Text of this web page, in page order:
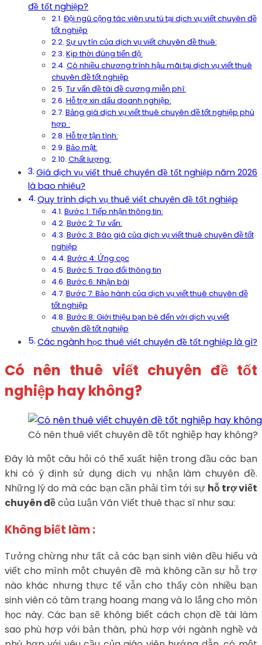
đề tốt nghiệp?
Đội ngũ cộng tác viên ưu tú tại dịch vụ viết chuyên đề
tốt nghiệp
Sự uy tín của dịch vụ viết chuyên đề thuê:
Kịp thời đúng tiến độ:
Có nhiều chương trình hậu mãi tại dịch vụ viết thuê
chuyên đề tốt nghiệp
Tư vấn đề tài đề cương miễn phí:
Hỗ trợ xin dấu doanh nghiệp:
Bảng giá dịch vụ viết thuê chuyên đề tốt nghiệp phù
hợp :
Hỗ trợ tận tình:
Bảo mật:
Chất lượng:
Giá dịch vụ viết thuê chuyên đề tốt nghiệp năm 2026
là bao nhiêu?
Quy trình dịch vụ thuê viết chuyên đề tốt nghiệp
Bước 1: Tiếp nhận thông tin:
Bước 2: Tư vấn:
Bước 3: Báo giá của dịch vụ viết thuê chuyên đề tốt
nghiệp
Bước 4: Ứng cọc
Bước 5: Trao đổi thông tin
Bước 6: Nhận bài
Bước 7: Bảo hành của dịch vụ viết thuê chuyên đề
tốt nghiệp
Bước 8: Giới thiệu bạn bè đến với dịch vụ viết
chuyên đề tốt nghiệp
Các ngành học thuê viết chuyên đề tốt nghiệp là gì?
Có nên thuê viết chuyên đề tốt
nghiệp hay không?
Có nên thuê viết chuyên đề tốt nghiệp hay không?
Đây là một câu hỏi có thể xuất hiện trong đầu các bạn
khi có ý định sử dụng dịch vụ nhận làm chuyên đề.
Những lý do mà các bạn cần phải tìm tới sự hỗ trợ viết
chuyên đềcủa Luận Văn Viết thuê thạc sĩ như sau:
Không biết làm :
Tưởng chừng như tất cả các bạn sinh viên đều hiểu và
viết cho mình một chuyên đề mà không cần sự hỗ trợ
nào khác nhưng thực tế vẫn cho thấy còn nhiều bạn
sinh viên có tâm trạng hoang mang và lo lắng cho môn
học này. Các bạn sẽ không biết cách chọn đề tài làm
sao phù hợp với bản thân, phù hợp với ngành nghề và